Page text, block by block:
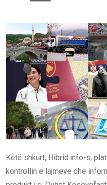
Këtë shkurt, Hibrid.info-s,
kontrollin e lajmeve dhe